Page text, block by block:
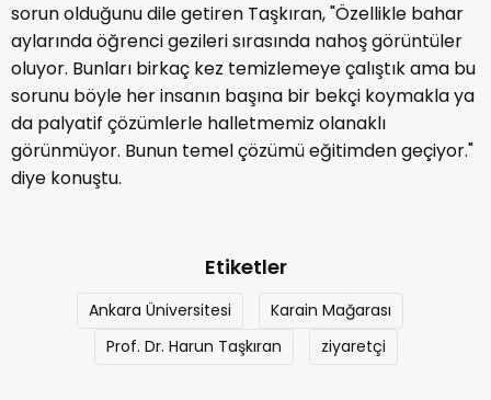
sorun olduğunu dile getiren Taşkıran, "Özellikle bahar
aylarında öğrenci gezileri sırasında nahoş görüntüler
oluyor. Bunları birkaç kez temizlemeye çalıştık ama bu
sorunu böyle her insanın başına bir bekçi koymakla ya
da palyatif çözümlerle halletmemiz olanaklı
görünmüyor. Bunun temel çözümü eğitimden geçiyor."
diye konuştu.
Etiketler
Ankara Üniversitesi
Karain Mağarası
Prof. Dr. Harun Taşkıran
ziyaretçi